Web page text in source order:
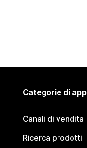
Categorie di app
Canali di vendita
Ricerca prodotti